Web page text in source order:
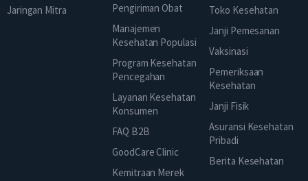
Jaringan Mitra
Pengiriman Obat
Manajemen
Kesehatan Populasi
Program Kesehatan
Pencegahan
Layanan Kesehatan
Konsumen
FAQ B2B
GoodCare Clinic
Kemitraan Merek
Toko Kesehatan
Janji Pemesanan
Vaksinasi
Pemeriksaan
Kesehatan
Janji Fisik
Asuransi Kesehatan
Pribadi
Berita Kesehatan